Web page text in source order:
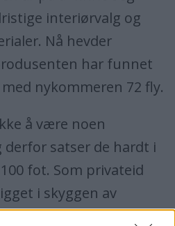
interiørvalg og
Nå hevder
har funnet
nykommeren 72 fly.
å være noen
derfor satser de hardt i
fot. Som privateid
i skyggen av
gruppene. Med